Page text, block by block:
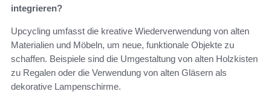
integrieren?
Upcycling umfasst die kreative Wiederverwendung von alten
Materialien und Möbeln, um neue, funktionale Objekte zu
schaffen. Beispiele sind die Umgestaltung von alten Holzkisten
zu Regalen oder die Verwendung von alten Gläsern als
dekorative Lampenschirme.